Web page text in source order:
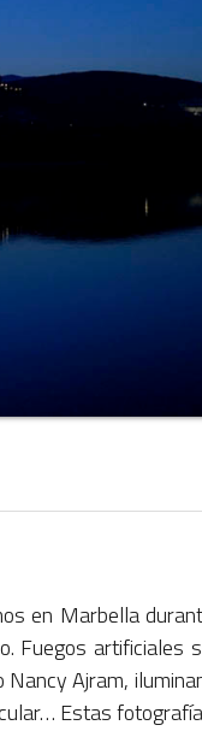
en Marbella
Fuegos artificiales
Ajram,
Estas